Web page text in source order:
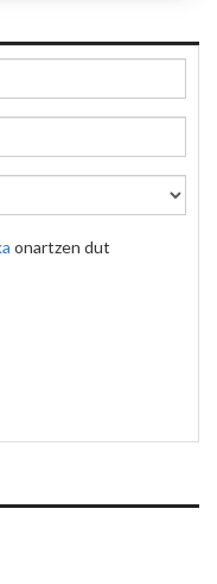
onartzen dut